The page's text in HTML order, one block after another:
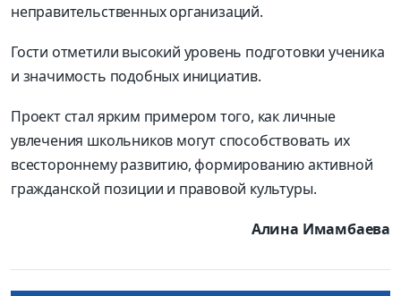
неправительственных организаций.
Гости отметили высокий уровень подготовки ученика
и значимость подобных инициатив.
Проект стал ярким примером того, как личные
увлечения школьников могут способствовать их
всестороннему развитию, формированию активной
гражданской позиции и правовой культуры.
Алина Имамбаева